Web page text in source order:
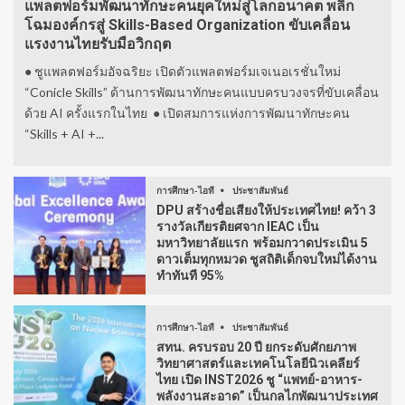
แพลตฟอร์มพัฒนาทักษะคนยุคใหม่สู่โลกอนาคต พลิก
โฉมองค์กรสู่ Skills-Based Organization ขับเคลื่อน
แรงงานไทยรับมือวิกฤต
● ชูแพลตฟอร์มอัจฉริยะ เปิดตัวแพลตฟอร์มเจเนอเรชั่นใหม่
“Conicle Skills” ด้านการพัฒนาทักษะคนแบบครบวงจรที่ขับเคลื่อน
ด้วย AI ครั้งแรกในไทย ● เปิดสมการแห่งการพัฒนาทักษะคน
“Skills + AI +...
การศึกษา-ไอที ประชาสัมพันธ์
DPU สร้างชื่อเสียงให้ประเทศไทย! คว้า 3
รางวัลเกียรติยศจาก IEAC เป็น
มหาวิทยาลัยแรก พร้อมกวาดประเมิน 5
ดาวเต็มทุกหมวด ชูสถิติเด็กจบใหม่ได้งาน
ทำทันที 95%
การศึกษา-ไอที ประชาสัมพันธ์
สทน. ครบรอบ 20 ปี ยกระดับศักยภาพ
วิทยาศาสตร์และเทคโนโลยีนิวเคลียร์
ไทย เปิด INST2026 ชู “แพทย์-อาหาร-
พลังงานสะอาด” เป็นกลไกพัฒนาประเทศ